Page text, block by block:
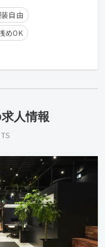
自由
めOK
務可
学歴不問
人情報